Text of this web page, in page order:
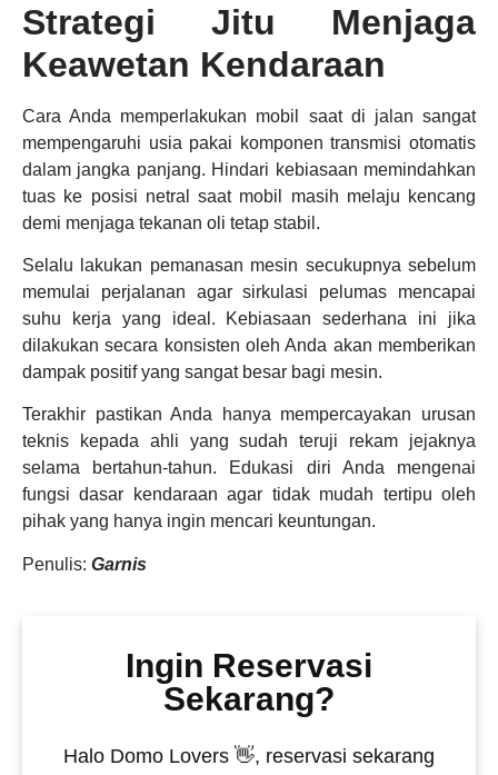
Strategi Jitu Menjaga
Keawetan Kendaraan
Cara Anda memperlakukan mobil saat di jalan sangat
mempengaruhi usia pakai komponen transmisi otomatis
dalam jangka panjang. Hindari kebiasaan memindahkan
tuas ke posisi netral saat mobil masih melaju kencang
demi menjaga tekanan oli tetap stabil.
Selalu lakukan pemanasan mesin secukupnya sebelum
memulai perjalanan agar sirkulasi pelumas mencapai
suhu kerja yang ideal. Kebiasaan sederhana ini jika
dilakukan secara konsisten oleh Anda akan memberikan
dampak positif yang sangat besar bagi mesin.
Terakhir pastikan Anda hanya mempercayakan urusan
teknis kepada ahli yang sudah teruji rekam jejaknya
selama bertahun-tahun. Edukasi diri Anda mengenai
fungsi dasar kendaraan agar tidak mudah tertipu oleh
pihak yang hanya ingin mencari keuntungan.
Penulis: Garnis
Ingin Reservasi
Sekarang?
Halo Domo Lovers 👋, reservasi sekarang